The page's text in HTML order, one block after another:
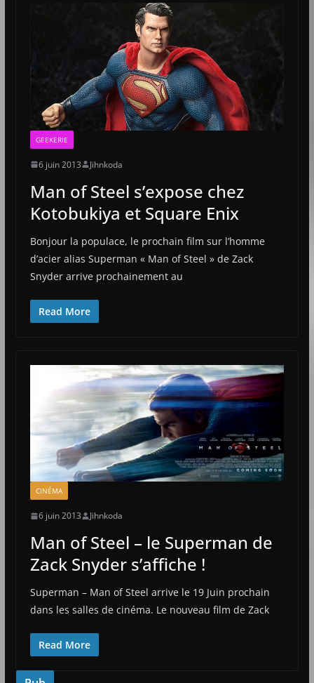
GEEKERIE
6 juin 2013 Jihnkoda
Man of Steel s’expose chez
Kotobukiya et Square Enix
Bonjour la populace, le prochain film sur l’homme
d’acier alias Superman « Man of Steel » de Zack
Snyder arrive prochainement au
Read More
CINÉMA
6 juin 2013 Jihnkoda
Man of Steel – le Superman de
Zack Snyder s’affiche !
Superman – Man of Steel arrive le 19 Juin prochain
dans les salles de cinéma. Le nouveau film de Zack
Read More